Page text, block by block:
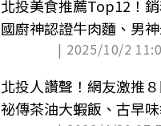
北投美食推薦Top12！
國廚神認證牛肉麵、男
| 2025/10/2
北投人讚聲！網友激推
祕傳茶油大蝦飯、古早